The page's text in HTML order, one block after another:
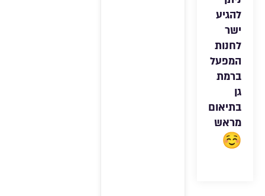
להגיע
ישר
לחנות
המפעל
ברמת
גן
בתיאום
מראש